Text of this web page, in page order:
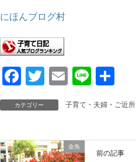
にほんブログ村
F
a
c
b
T
wi
tt
E
ail
Li
e
カテゴリー 子育て・夫婦・ご近所
金魚
前の記事